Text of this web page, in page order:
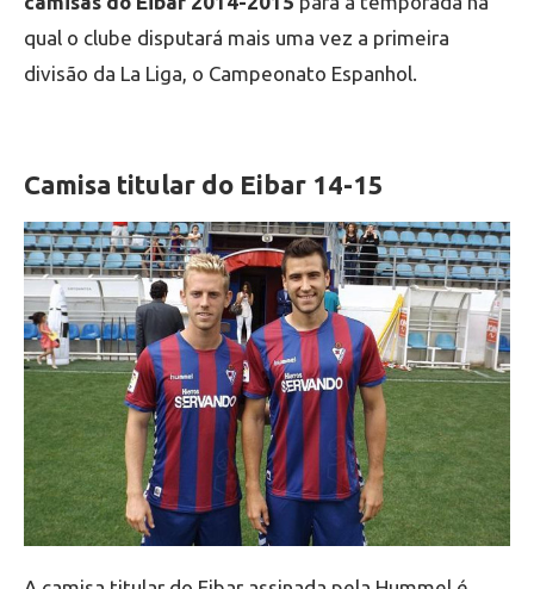
qual o clube disputará mais uma vez a primeira
divisão da La Liga, o Campeonato Espanhol.
Camisa titular do Eibar 14-15